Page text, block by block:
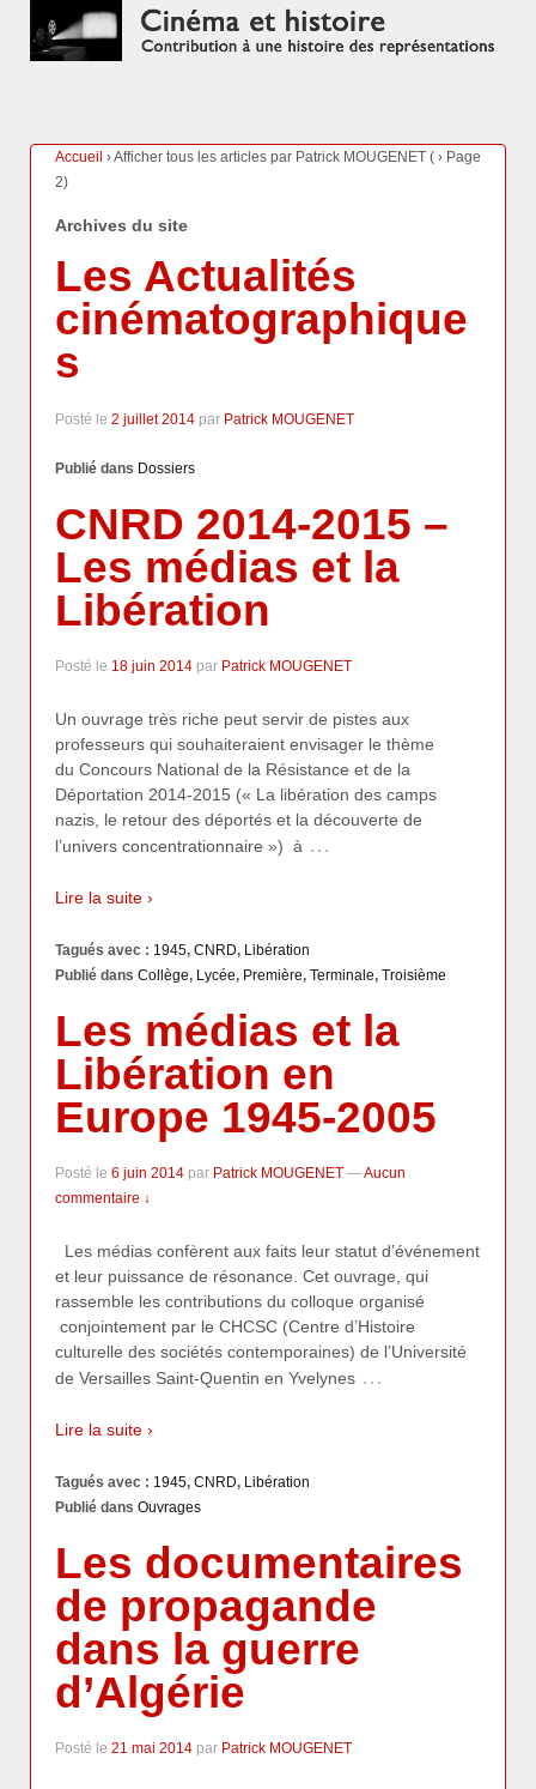
Accueil ›Afficher tous les articles par Patrick MOUGENET ( › Page
2)
Archives du site
Les Actualités
cinématographique
s
Posté le 2 juillet 2014 par Patrick MOUGENET
Publié dans Dossiers
CNRD 2014-2015 –
Les médias et la
Libération
Posté le 18 juin 2014 par Patrick MOUGENET
Un ouvrage très riche peut servir de pistes aux
professeurs qui souhaiteraient envisager le thème
du Concours National de la Résistance et de la
Déportation 2014-2015 (« La libération des camps
nazis, le retour des déportés et la découverte de
l’univers concentrationnaire ») à …
Lire la suite ›
Tagués avec : 1945, CNRD, Libération
Publié dans Collège, Lycée, Première, Terminale, Troisième
Les médias et la
Libération en
Europe 1945-2005
Posté le 6 juin 2014 par Patrick MOUGENET —Aucun
commentaire ↓
Les médias confèrent aux faits leur statut d’événement
et leur puissance de résonance. Cet ouvrage, qui
rassemble les contributions du colloque organisé
conjointement par le CHCSC (Centre d’Histoire
culturelle des sociétés contemporaines) de l’Université
de Versailles Saint-Quentin en Yvelynes …
Lire la suite ›
Tagués avec : 1945, CNRD, Libération
Publié dans Ouvrages
Les documentaires
de propagande
dans la guerre
d’Algérie
Posté le 21 mai 2014 par Patrick MOUGENET